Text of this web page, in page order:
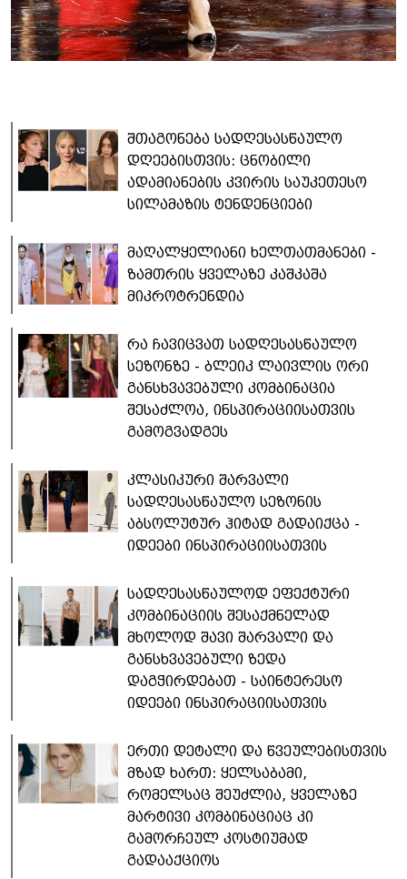
შთაგონება სადღესასწაულო
დღეებისთვის: ცნობილი
ადამიანების კვირის საუკეთესო
სილამაზის ტენდენციები
მაღალყელიანი ხელთათმანები -
ზამთრის ყველაზე კაშკაშა
მიკროტრენდია
რა ჩავიცვათ სადღესასწაულო
სეზონზე - ბლეიკ ლაივლის ორი
განსხვავებული კომბინაცია
შესაძლოა, ინსპირაციისათვის
გამოგვადგეს
კლასიკური შარვალი
სადღესასწაულო სეზონის
აბსოლუტურ ჰიტად გადაიქცა -
იდეები ინსპირაციისათვის
სადღესასწაულოდ ეფექტური
კომბინაციის შესაქმნელად
მხოლოდ შავი შარვალი და
განსხვავებული ზედა
დაგჭირდებათ - საინტერესო
იდეები ინსპირაციისათვის
ერთი დეტალი და წვეულებისთვის
მზად ხართ: ყელსაბამი,
რომელსაც შეუძლია, ყველაზე
მარტივი კომბინაციაც კი
გამორჩეულ კოსტიუმად
გადააქციოს